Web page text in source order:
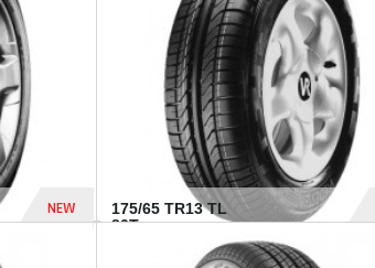
NEW
175/65 TR13 TL
80T...